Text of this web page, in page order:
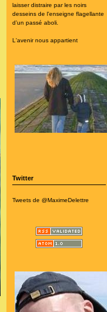
laisser distraire par les noirs
desseins de l'enseigne flagellante
d’un passé aboli.
L'avenir nous appartient
Twitter
Tweets de @MaximeDelettre